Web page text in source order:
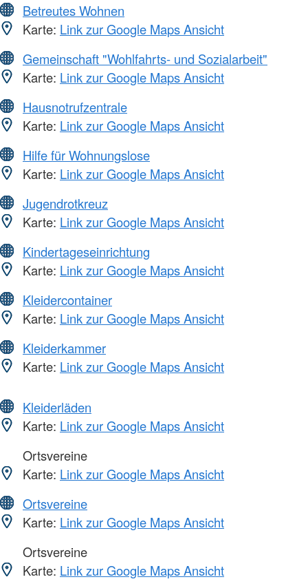
Betreutes Wohnen
Karte: Link zur Google Maps Ansicht
Gemeinschaft "Wohlfahrts- und Sozialarbeit"
Karte: Link zur Google Maps Ansicht
Hausnotrufzentrale
Karte: Link zur Google Maps Ansicht
Hilfe für Wohnungslose
Karte: Link zur Google Maps Ansicht
Jugendrotkreuz
Karte: Link zur Google Maps Ansicht
Kindertageseinrichtung
Karte: Link zur Google Maps Ansicht
Kleidercontainer
Karte: Link zur Google Maps Ansicht
Kleiderkammer
Karte: Link zur Google Maps Ansicht
Kleiderläden
Karte: Link zur Google Maps Ansicht
Ortsvereine
Karte: Link zur Google Maps Ansicht
Ortsvereine
Karte: Link zur Google Maps Ansicht
Ortsvereine
Karte: Link zur Google Maps Ansicht